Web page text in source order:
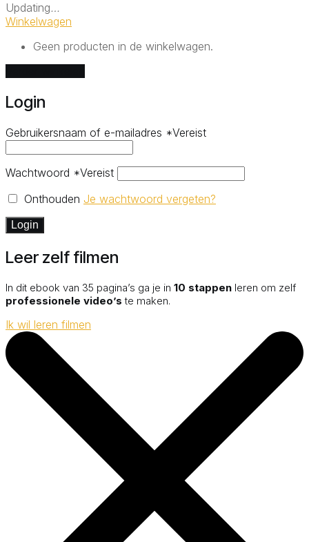
Updating…
Winkelwagen
Geen producten in de winkelwagen.
Login
Gebruikersnaam of e-mailadres *Vereist
Wachtwoord *Vereist
Onthouden Je wachtwoord vergeten?
Login
Leer zelf filmen
In dit ebook van 35 pagina’s ga je in 10 stappen leren om zelf
professionele video’s te maken.
Ik wil leren filmen